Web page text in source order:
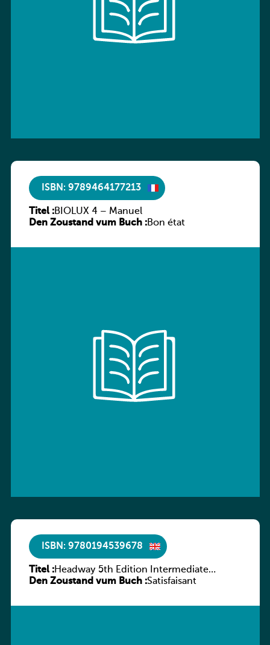
ISBN: 9789464177213
Titel :BIOLUX 4 – Manuel
Den Zoustand vum Buch :Bon état
ISBN: 9780194539678
Titel :Headway 5th Edition Intermediate
Workbook without key
Den Zoustand vum Buch :Satisfaisant